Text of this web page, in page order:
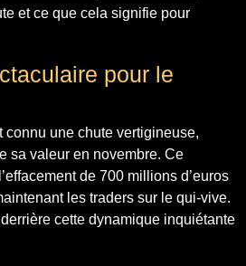
et ce que cela signifie pour
pour le
connu une chute vertigineuse,
sa valeur en novembre. Ce
de 700 millions d’euros
les traders sur le qui-vive.
cette dynamique inquiétante